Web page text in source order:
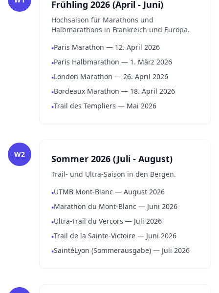
Frühling 2026 (April - Juni)
Hochsaison für Marathons und
Halbmarathons in Frankreich und Europa.
•Paris Marathon — 12. April 2026
•Paris Halbmarathon — 1. März 2026
•London Marathon — 26. April 2026
•Bordeaux Marathon — 18. April 2026
•Trail des Templiers — Mai 2026
W2 Sommer 2026 (Juli - August)
Trail- und Ultra-Saison in den Bergen.
•UTMB Mont-Blanc — August 2026
•Marathon du Mont-Blanc — Juni 2026
•Ultra-Trail du Vercors — Juli 2026
•Trail de la Sainte-Victoire — Juni 2026
•SaintéLyon (Sommerausgabe) — Juli 2026